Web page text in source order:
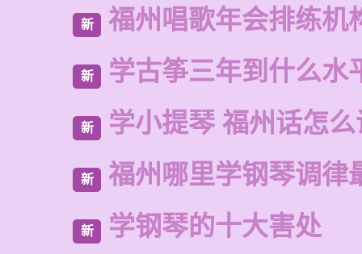
新 福州唱歌年会排练机
新 学古筝三年到什么水
新 学小提琴 福州话怎
新 福州哪里学钢琴调律
新 学钢琴的十大害处